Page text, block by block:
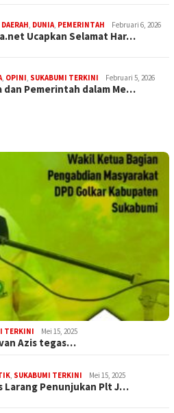
DAERAH, DUNIA, PEMERINTAH Februari 6, 2026
Ucapkan Selamat Har…
, OPINI, SUKABUMI TERKINI Februari 5, 2026
dan Pemerintah dalam Me…
TERKINI Mei 15, 2025
Azis tegas…
, SUKABUMI TERKINI Mei 15, 2025
Larang Penunjukan Plt J…